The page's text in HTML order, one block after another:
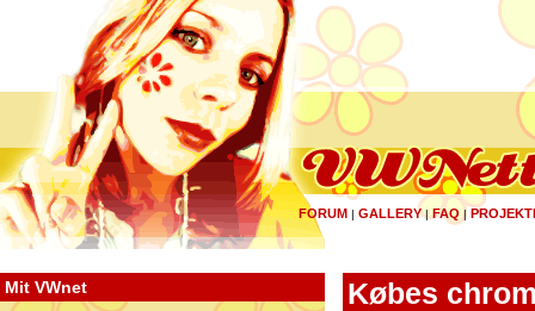
FORUM | GALLERY|FAQ |
Mit VWnet Købes